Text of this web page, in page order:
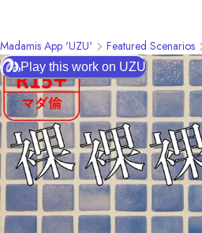
Madamis App 'UZU' Featured Scenarios
Play this work on UZU